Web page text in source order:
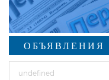
ОБЪЯВЛЕНИЯ
undefined